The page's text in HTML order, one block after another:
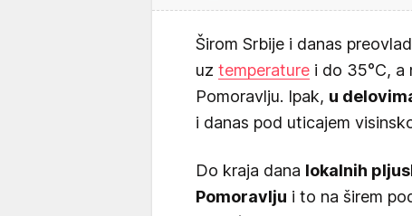
Širom Srbije i danas
uz temperature i do 35°C, a
Pomoravlju. Ipak, u
i danas pod uticajem
Do kraja dana lokalnih
Pomoravlju i to na širem